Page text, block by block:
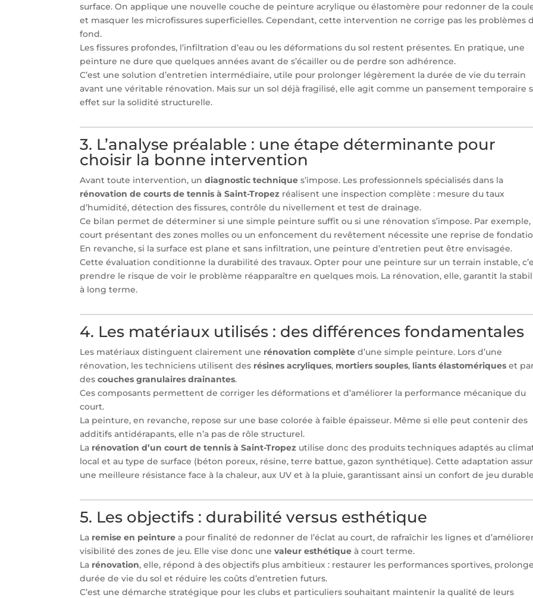
surface. On applique une nouvelle couche de peinture acrylique ou élastomère pour redonner de la
et masquer les microfissures superficielles. Cependant, cette intervention ne corrige pas les problèmes
fond.
Les fissures profondes, l’infiltration d’eau ou les déformations du sol restent présentes. En pratique, une
peinture ne dure que quelques années avant de s’écailler ou de perdre son adhérence.
C’est une solution d’entretien intermédiaire, utile pour prolonger légèrement la durée de vie du terrain
avant une véritable rénovation. Mais sur un sol déjà fragilisé, elle agit comme un pansement temporaire
effet sur la solidité structurelle.
3. L’analyse préalable : une étape déterminante pour
choisir la bonne intervention
Avant toute intervention, undiagnostic technique s’impose. Les professionnels spécialisés dans la
rénovation de courts de tennis à Saint-Tropez réalisent une inspection complète : mesure du taux
d’humidité, détection des fissures, contrôle du nivellement et test de drainage.
Ce bilan permet de déterminer si une simple peinture suffit ou si une rénovation s’impose. Par exemple,
court présentant des zones molles ou un enfoncement du revêtement nécessite une reprise de
En revanche, si la surface est plane et sans infiltration, une peinture d’entretien peut être envisagée.
Cette évaluation conditionne la durabilité des travaux. Opter pour une peinture sur un terrain instable,
prendre le risque de voir le problème réapparaître en quelques mois. La rénovation, elle, garantit la
à long terme.
4. Les matériaux utilisés : des différences fondamentales
Les matériaux distinguent clairement une rénovation complète d’une simple peinture. Lors d’une
rénovation, les techniciens utilisent des résines acryliques, mortiers souples, liants élastomériques et
descouches granulaires drainantes.
Ces composants permettent de corriger les déformations et d’améliorer la performance mécanique du
court.
La peinture, en revanche, repose sur une base colorée à faible épaisseur. Même si elle peut contenir des
additifs antidérapants, elle n’a pas de rôle structurel.
La rénovation d’un court de tennis à Saint-Tropez utilise donc des produits techniques adaptés au
local et au type de surface (béton poreux, résine, terre battue, gazon synthétique). Cette adaptation
une meilleure résistance face à la chaleur, aux UV et à la pluie, garantissant ainsi un confort de jeu
5. Les objectifs : durabilité versus esthétique
La remise en peinture a pour finalité de redonner de l’éclat au court, de rafraîchir les lignes et
visibilité des zones de jeu. Elle vise donc unevaleur esthétique à court terme.
La rénovation, elle, répond à des objectifs plus ambitieux : restaurer les performances sportives,
durée de vie du sol et réduire les coûts d’entretien futurs.
C’est une démarche stratégique pour les clubs et particuliers souhaitant maintenir la qualité de leurs